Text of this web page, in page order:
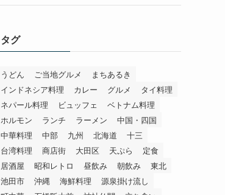
タグ
うどん ご当地グルメ
まちあるき
インドネシア料理
カレー グルメ
タイ料理
ネパール料理
ビュッフェ
ベトナム料理
ホルモン
ランチ ラーメン
中国・四国
中華料理
中部 九州 北海道
十三
台湾料理
商店街 大田区 天ぷら
定食
居酒屋
昭和レトロ 昼飲み 朝飲み
東北
池田市
沖縄 海鮮料理
源泉掛け流し